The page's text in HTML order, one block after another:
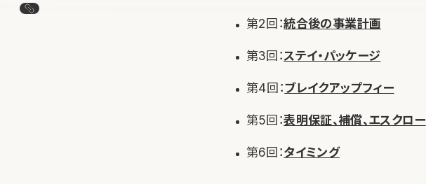
この記事のURLをコピー
第2回：統合後の事業計画
第3回：ステイ・パッケージ
第4回：ブレイクアップフィー
第5回：表明保証、補償、エスクロー
第6回：タイミング